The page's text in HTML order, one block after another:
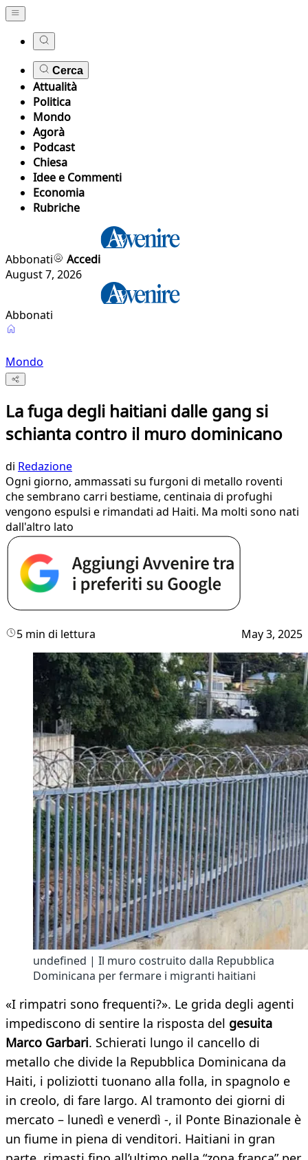
Cerca
Attualità
Politica
Mondo
Agorà
Podcast
Chiesa
Idee e Commenti
Economia
Rubriche
Abbonati
Accedi
August 7, 2026
Abbonati
Mondo
La fuga degli haitiani dalle gang si
schianta contro il muro dominicano
di Redazione
Ogni giorno, ammassati su furgoni di metallo roventi
che sembrano carri bestiame, centinaia di profughi
vengono espulsi e rimandati ad Haiti. Ma molti sono nati
dall'altro lato
5 min di lettura May 3, 2025
undefined | Il muro costruito dalla Repubblica
Dominicana per fermare i migranti haitiani
«I rimpatri sono frequenti?». Le grida degli agenti
impediscono di sentire la risposta del gesuita
Marco Garbari. Schierati lungo il cancello di
metallo che divide la Repubblica Dominicana da
Haiti, i poliziotti tuonano alla folla, in spagnolo e
in creolo, di fare largo. Al tramonto dei giorni di
mercato – lunedì e venerdì -, il Ponte Binazionale è
un fiume in piena di venditori. Haitiani in gran